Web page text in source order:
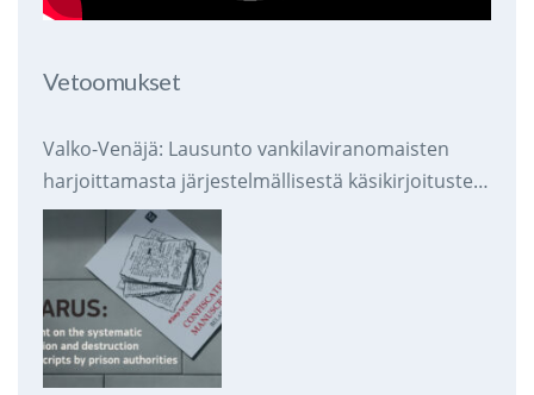
Vetoomukset
Valko-Venäjä: Lausunto vankilaviranomaisten
harjoittamasta järjestelmällisestä käsikirjoitusten
takavarikoinnista ja tuhoamisesta